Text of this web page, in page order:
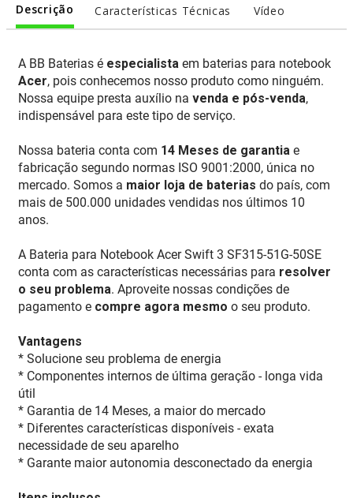
Descrição Características Técnicas Vídeo
A BB Baterias é especialista em baterias para notebook
Acer, pois conhecemos nosso produto como ninguém.
Nossa equipe presta auxílio na venda e pós-venda,
indispensável para este tipo de serviço.
Nossa bateria conta com 14 Meses de garantia e
fabricação segundo normas ISO 9001:2000, única no
mercado. Somos a maior loja de baterias do país, com
mais de 500.000 unidades vendidas nos últimos 10
anos.
A Bateria para Notebook Acer Swift 3 SF315-51G-50SE
conta com as características necessárias para resolver
o seu problema. Aproveite nossas condições de
pagamento e compre agora mesmo o seu produto.
Vantagens
* Solucione seu problema de energia
* Componentes internos de última geração - longa vida
útil
* Garantia de 14 Meses, a maior do mercado
* Diferentes características disponíveis - exata
necessidade de seu aparelho
* Garante maior autonomia desconectado da energia